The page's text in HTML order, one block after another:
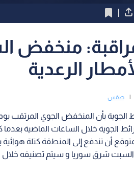
منخفض
الرعدية
طقس
الجوية بأن المنخفض الجوي المرتقب
الجوية خلال الساعات الماضية
أن تندفع إلى المنطقة كتلة
شرق سوريا و سيتم تصنيفه خلال الـ 24 ساعة